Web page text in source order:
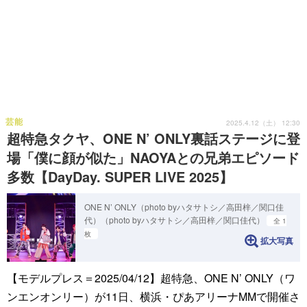
超特急タクヤ、ONE N’ ONLY裏話ステージに登
場「僕に顔が似た」NAOYAとの兄弟エピソード
多数【DayDay. SUPER LIVE 2025】
芸能 2025.4.12（土） 12:30
ONE N’ ONLY（photo byハタサトシ／高田梓／関口佳
代）（photo byハタサトシ／高田梓／関口佳代）
全 1
枚
拡大写真
【モデルプレス＝2025/04/12】超特急、ONE N’ ONLY（ワ
ンエンオンリー）が11日、横浜・ぴあアリーナMMで開催さ